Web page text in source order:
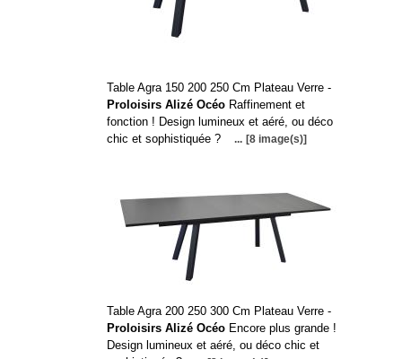
Table Agra 150 200 250 Cm Plateau Verre -
Proloisirs Alizé OcéoRaffinement et
fonction ! Design lumineux et aéré, ou déco
chic et sophistiquée ?
... [8 image(s)]
Table Agra 200 250 300 Cm Plateau Verre -
Proloisirs Alizé OcéoEncore plus grande !
Design lumineux et aéré, ou déco chic et